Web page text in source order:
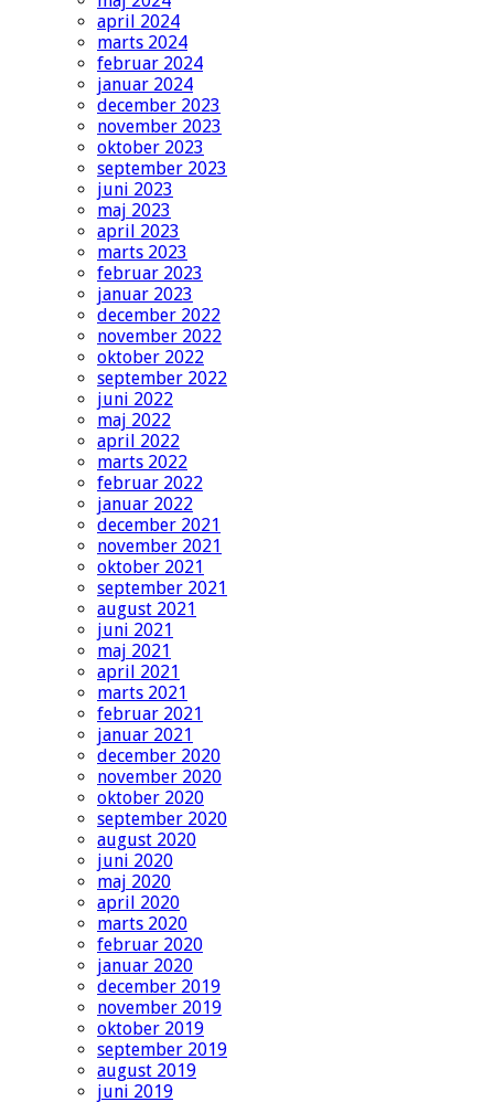
april 2024
marts 2024
februar 2024
januar 2024
december 2023
november 2023
oktober 2023
september 2023
juni 2023
maj 2023
april 2023
marts 2023
februar 2023
januar 2023
december 2022
november 2022
oktober 2022
september 2022
juni 2022
maj 2022
april 2022
marts 2022
februar 2022
januar 2022
december 2021
november 2021
oktober 2021
september 2021
august 2021
juni 2021
maj 2021
april 2021
marts 2021
februar 2021
januar 2021
december 2020
november 2020
oktober 2020
september 2020
august 2020
juni 2020
maj 2020
april 2020
marts 2020
februar 2020
januar 2020
december 2019
november 2019
oktober 2019
september 2019
august 2019
juni 2019